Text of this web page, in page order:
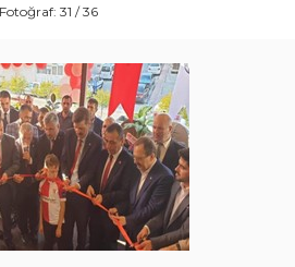
Fotoğraf: 31 / 36